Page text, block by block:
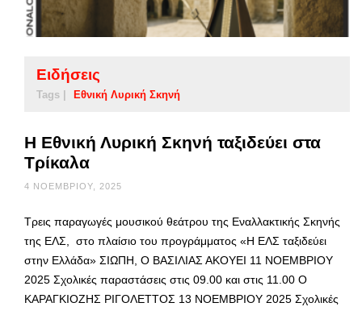
Ειδήσεις
Tags | Εθνική Λυρική Σκηνή
Η Εθνική Λυρική Σκηνή ταξιδεύει στα
Τρίκαλα
4 ΝΟΕΜΒΡΊΟΥ, 2025
Τρεις παραγωγές μουσικού θεάτρου της Εναλλακτικής Σκηνής
της ΕΛΣ, στο πλαίσιο του προγράμματος «Η ΕΛΣ ταξιδεύει
στην Ελλάδα» ΣΙΩΠΗ, Ο ΒΑΣΙΛΙΑΣ ΑΚΟΥΕΙ 11 ΝΟΕΜΒΡΙΟΥ
2025 Σχολικές παραστάσεις στις 09.00 και στις 11.00 Ο
ΚΑΡΑΓΚΙΟΖΗΣ ΡΙΓΟΛΕΤΤΟΣ 13 ΝΟΕΜΒΡΙΟΥ 2025 Σχολικές